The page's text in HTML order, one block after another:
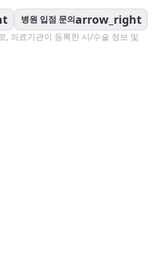
병원 입점 문의arrow_right
, 의료기관이 등록한 시/수술 정보 및